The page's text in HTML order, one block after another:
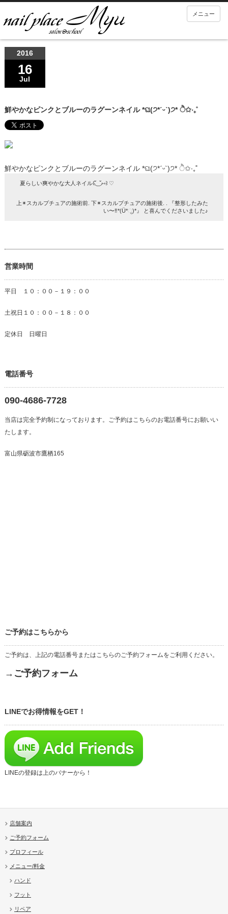
メニュー
2016
16
Jul
鮮やかなピンクとブルーのラグーンネイル *ଘ(੭*ˊᵕˋ)੭* ੈ✩‧₊˚
鮮やかなピンクとブルーのラグーンネイル *ଘ(੭*ˊᵕˋ)੭* ੈ✩‧₊˚
夏らしい爽やかな大人ネイル꒰◟̆_◞̆⑅꒱ ♡
上✴︎スカルプチュアの施術前. 下✴︎スカルプチュアの施術後. . 『整形したみた
い〜‼︎*(Ü*ૢ)*』 と喜んでくださいました♪
営業時間
平日 １０：００－１９：００
土祝日１０：００－１８：００
定休日 日曜日
電話番号
090-4686-7728
当店は完全予約制になっております。ご予約はこちらのお電話番号にお願いい
たします。
富山県砺波市鷹栖165
ご予約はこちらから
ご予約は、上記の電話番号またはこちらのご予約フォームをご利用ください。
→ご予約フォーム
LINEでお得情報をGET！
LINEの登録は上のバナーから！
店舗案内
ご予約フォーム
プロフィール
メニュー/料金
ハンド
フット
リペア